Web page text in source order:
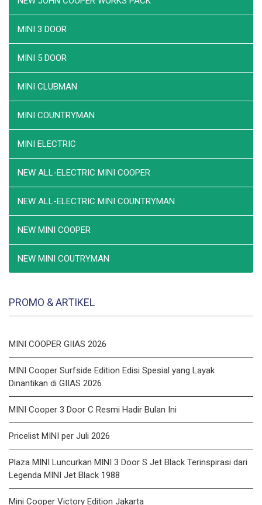
MINI 3 DOOR
MINI 5 DOOR
MINI CLUBMAN
MINI COUNTRYMAN
MINI ELECTRIC
NEW ALL-ELECTRIC MINI COOPER
NEW ALL-ELECTRIC MINI COUNTRYMAN
NEW MINI COOPER
NEW MINI COUTRYMAN
PROMO & ARTIKEL
MINI COOPER GIIAS 2026
MINI Cooper Surfside Edition Edisi Spesial yang Layak
Dinantikan di GIIAS 2026
MINI Cooper 3 Door C Resmi Hadir Bulan Ini
Pricelist MINI per Juli 2026
Plaza MINI Luncurkan MINI 3 Door S Jet Black Terinspirasi dari
Legenda MINI Jet Black 1988
Mini Cooper Victory Edition Jakarta